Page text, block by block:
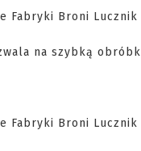
na szybką